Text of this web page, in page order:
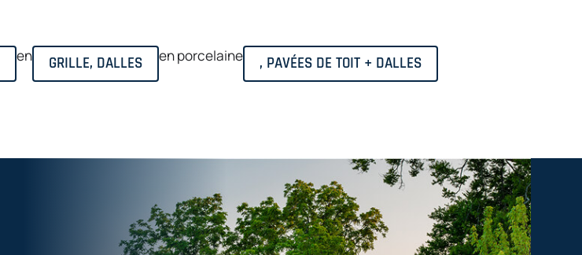
en GRILLE, DALLES en porcelaine , PAVÉES DE TOIT + DALLES